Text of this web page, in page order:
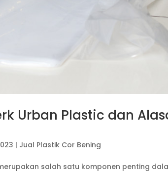
Urban Plastic dan
| Jual Plastik Cor Bening
salah satu komponen penting